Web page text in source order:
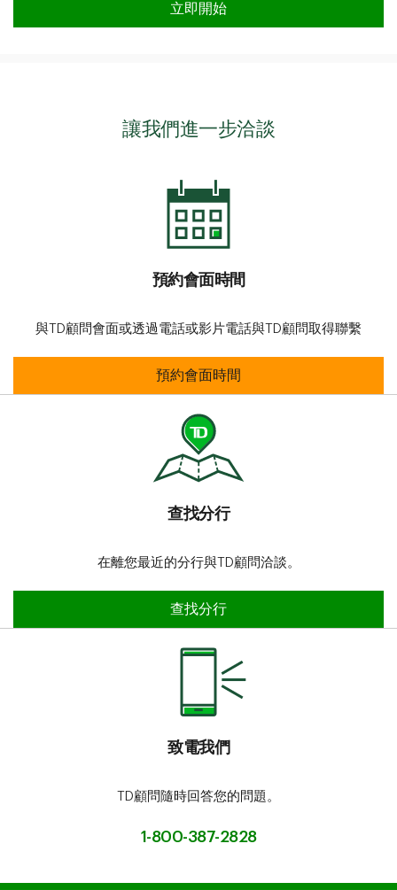
從目標到現實
立即開始
讓我們進一步洽談
預約會面時間
與TD顧問會面或透過電話或影片電話與TD顧問取得聯繫
預約會面時間
預約會面時間
查找分行​​​​​​​
在離您最近的分行與TD顧問洽談。
查找分行​​​​​​​
查找分行​​​​​​​
致電我們
TD顧問隨時回答您的問題。
1-800-387-2828